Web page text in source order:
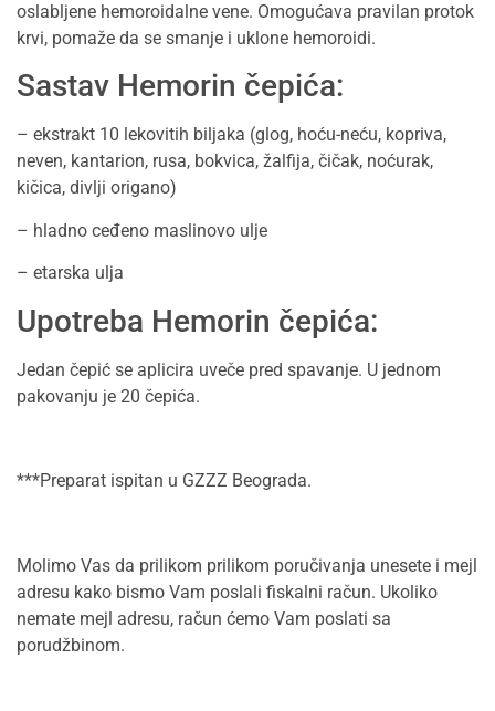
oslabljene hemoroidalne vene. Omogućava pravilan protok
krvi, pomaže da se smanje i uklone hemoroidi.
Sastav Hemorin čepića:
– ekstrakt 10 lekovitih biljaka (glog, hoću-neću, kopriva,
neven, kantarion, rusa, bokvica, žalfija, čičak, noćurak,
kičica, divlji origano)
– hladno ceđeno maslinovo ulje
– etarska ulja
Upotreba Hemorin čepića:
Jedan čepić se aplicira uveče pred spavanje. U jednom
pakovanju je 20 čepića.
***Preparat ispitan u GZZZ Beograda.
Molimo Vas da prilikom prilikom poručivanja unesete i mejl
adresu kako bismo Vam poslali fiskalni račun. Ukoliko
nemate mejl adresu, račun ćemo Vam poslati sa
porudžbinom.